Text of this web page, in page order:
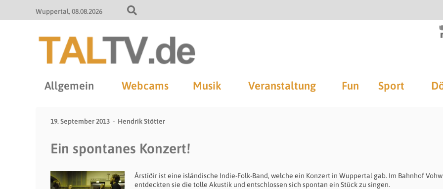
Wuppertal 08.08.2026
Allgemein Webcams Musik Veranstaltung Fun Sport
19. September 2013 Hendrik Stötter
Ein spontanes Konzert!
Árstíðir ist eine isländische Indie-Folk-Band, welche ein Konzert in Wuppertal gab. Im Bahnhof
entdeckten sie die tolle Akustik und entschlossen sich spontan ein Stück zu singen.